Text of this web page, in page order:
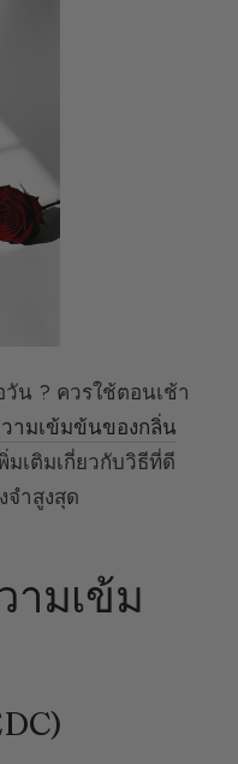
น ? ควรใช้ตอนเช้า
ามเข้มข้นของกลิ่น
มเติมเกี่ยวกับวิธีที่ดี
ำสูงสุด
มเข้ม